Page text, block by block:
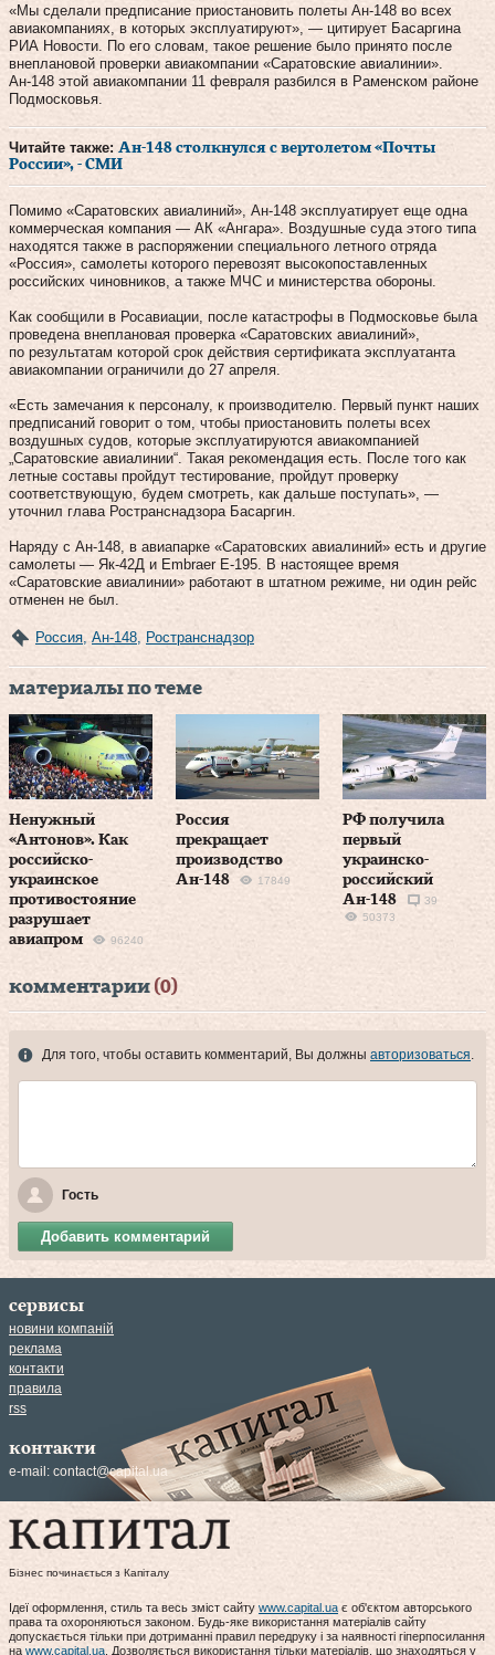
«Мы сделали предписание приостановить полеты Ан-148 во всех
авиакомпаниях, в которых эксплуатируют», — цитирует Басаргина
РИА Новости. По его словам, такое решение было принято после
внеплановой проверки авиакомпании «Саратовские авиалинии».
Ан-148 этой авиакомпании 11 февраля разбился в Раменском районе
Подмосковья.
Читайте также: Ан-148 столкнулся с вертолетом «Почты
России», - СМИ
Помимо «Саратовских авиалиний», Ан-148 эксплуатирует еще одна
коммерческая компания — АК «Ангара». Воздушные суда этого типа
находятся также в распоряжении специального летного отряда
«Россия», самолеты которого перевозят высокопоставленных
российских чиновников, а также МЧС и министерства обороны.
Как сообщили в Росавиации, после катастрофы в Подмосковье была
проведена внеплановая проверка «Саратовских авиалиний»,
по результатам которой срок действия сертификата эксплуатанта
авиакомпании ограничили до 27 апреля.
«Есть замечания к персоналу, к производителю. Первый пункт наших
предписаний говорит о том, чтобы приостановить полеты всех
воздушных судов, которые эксплуатируются авиакомпанией
„Саратовские авиалинии“. Такая рекомендация есть. После того как
летные составы пройдут тестирование, пройдут проверку
соответствующую, будем смотреть, как дальше поступать», —
уточнил глава Ространснадзора Басаргин.
Наряду с Ан-148, в авиапарке «Саратовских авиалиний» есть и другие
самолеты — Як-42Д и Embraer E-195. В настоящее время
«Саратовские авиалинии» работают в штатном режиме, ни один рейс
отменен не был.
Россия Ан-148 Ространснадзор
материалы по теме
Ненужный
«Антонов». Как
российско-
украинское
противостояние
разрушает
авиапром
96240
Россия
прекращает
производство
Ан-148
17849
РФ получила
первый
украинско-
российский
Ан-148
39
50373
комментарии (0)
Для того, чтобы оставить комментарий, Вы должны авторизоваться.
Гость
Добавить комментарий
сервисы
новини компаній
реклама
контакти
правила
rss
контакти
e-mail: contact@capital.ua
Бізнес починається з Капіталу
Ідеї оформлення, стиль та весь зміст сайту www.capital.uaє об'єктом авторського
права та охороняються законом. Будь-яке використання матеріалів сайту
допускається тільки при дотриманні правил передруку і за наявності гіперпосилання
на www.capital.ua. Дозволяється використання тільки матеріалів, що знаходяться у